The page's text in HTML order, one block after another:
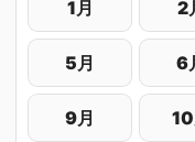
1月 2
5月 6
9月 10